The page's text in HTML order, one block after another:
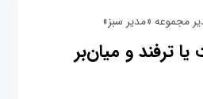
مجموعه «مدير سبز»
ترفند و میان‌بر